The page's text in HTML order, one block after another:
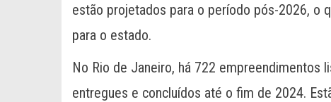
estão projetados para o período pós-2026, o
para o estado.
No Rio de Janeiro, há 722 empreendimentos
entregues e concluídos até o fim de 2024.